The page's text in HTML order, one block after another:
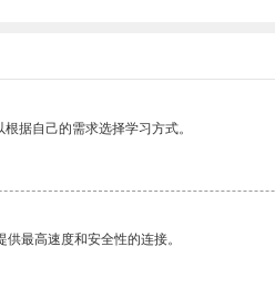
据自己的需求选择学习方式。
最高速度和安全性的连接。